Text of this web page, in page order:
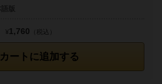
カートに追加する
¥1,760 （税込）